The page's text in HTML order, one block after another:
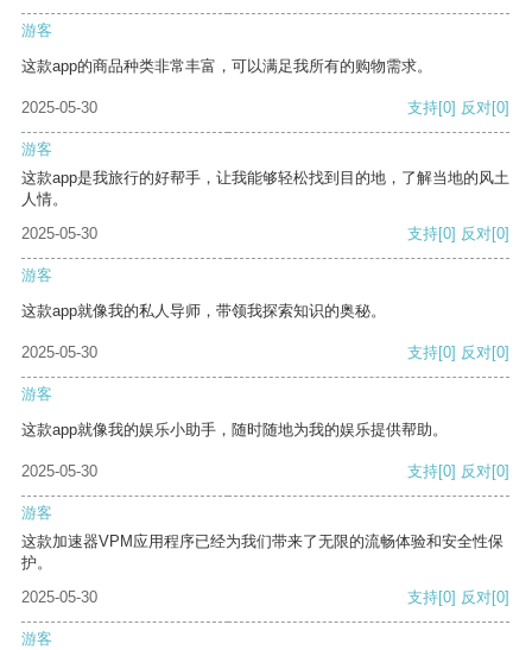
游客
这款app的商品种类非常丰富，可以满足我所有的购物需求。
2025-05-30 支持[0] 反对[0]
游客
这款app是我旅行的好帮手，让我能够轻松找到目的地，了解当地的风土
人情。
2025-05-30
支持[0] 反对[0]
游客
这款app就像我的私人导师，带领我探索知识的奥秘。
2025-05-30 支持[0] 反对[0]
游客
这款app就像我的娱乐小助手，随时随地为我的娱乐提供帮助。
2025-05-30 支持[0] 反对[0]
游客
这款加速器VPM应用程序已经为我们带来了无限的流畅体验和安全性保
护。
2025-05-30
支持[0] 反对[0]
游客